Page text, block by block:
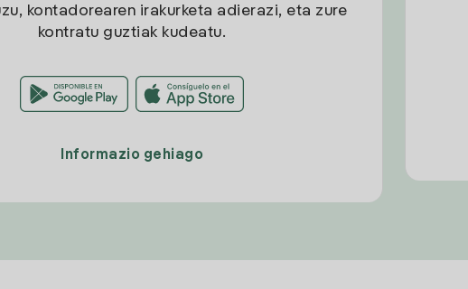
kontadorearen irakurketa adierazi, eta zure
kontratu guztiak kudeatu.
Informazio gehiago